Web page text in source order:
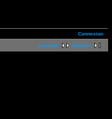
Connexion
suivante dernière